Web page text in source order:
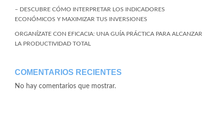
– DESCUBRE CÓMO INTERPRETAR LOS INDICADORES
ECONÓMICOS Y MAXIMIZAR TUS INVERSIONES
ORGANÍZATE CON EFICACIA: UNA GUÍA PRÁCTICA PARA ALCANZAR
LA PRODUCTIVIDAD TOTAL
COMENTARIOS RECIENTES
No hay comentarios que mostrar.